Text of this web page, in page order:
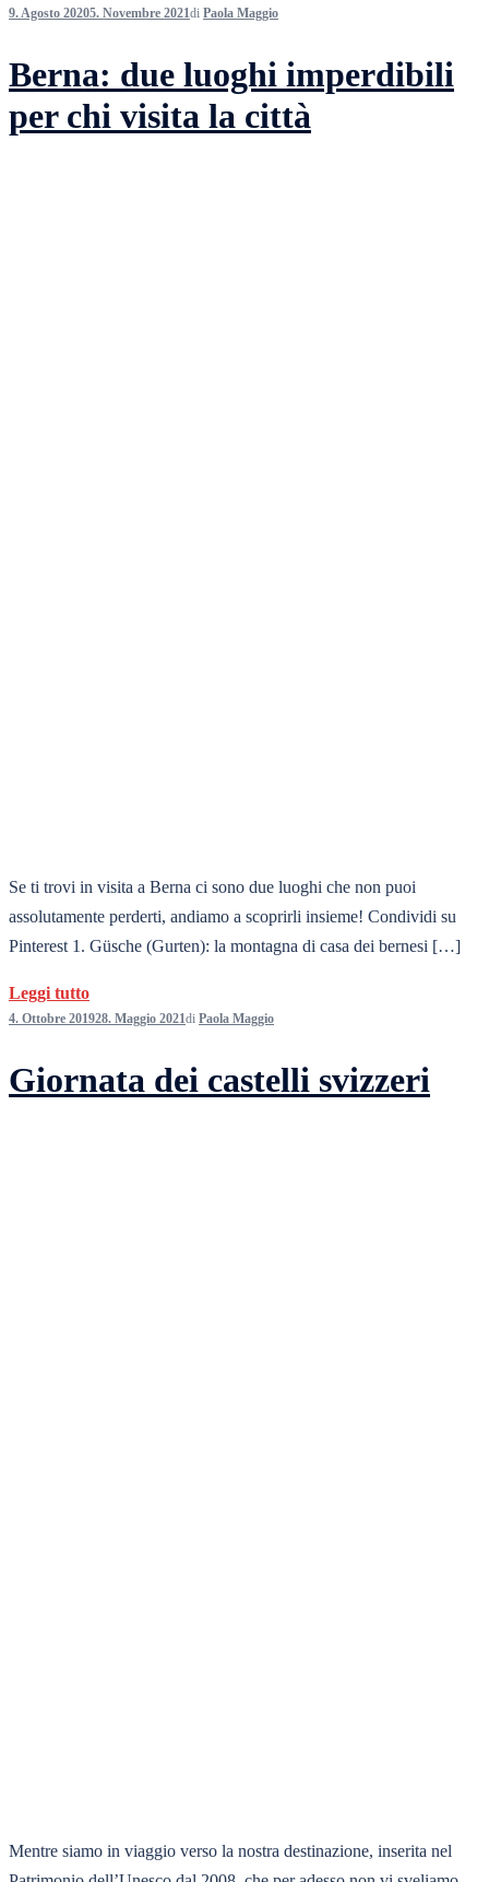
9. Agosto 20205. Novembre 2021di Paola Maggio
Berna: due luoghi imperdibili
per chi visita la città
Se ti trovi in visita a Berna ci sono due luoghi che non puoi
assolutamente perderti, andiamo a scoprirli insieme! Condividi su
Pinterest 1. Güsche (Gurten): la montagna di casa dei bernesi […]
Leggi tutto
4. Ottobre 201928. Maggio 2021di Paola Maggio
Giornata dei castelli svizzeri
Mentre siamo in viaggio verso la nostra destinazione, inserita nel